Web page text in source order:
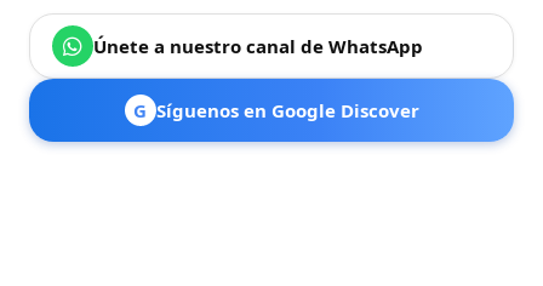
Únete a nuestro canal de WhatsApp
G Síguenos en Google Discover